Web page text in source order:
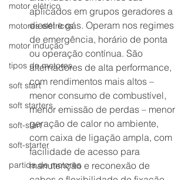
motor elétrico
motores elétricos
motor indução
tipos de motores
soft start
soft starters
soft-start
soft-starter
partida de motores
aplicados em grupos geradores a
diesel e gás. Operam nos regimes
de emergência, horário de ponta
ou operação contínua. São
alternadores de alta performance,
com rendimentos mais altos –
menor consumo de combustível,
menor emissão de perdas – menor
geração de calor no ambiente,
com caixa de ligação ampla, com
facilidade de acesso para
manutenção e reconexão de